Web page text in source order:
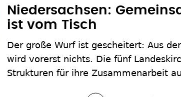
Niedersachsen:
ist vom Tisch
Der große Wurf ist gescheitert: Aus
wird vorerst nichts. Die fünf
Strukturen für ihre Zusammenarbeit